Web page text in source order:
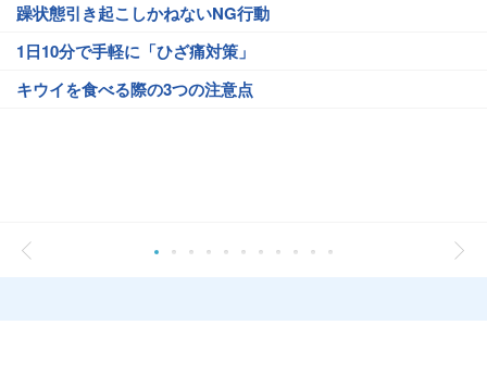
躁状態引き起こしかねないNG行動
1日10分で手軽に「ひざ痛対策」
キウイを食べる際の3つの注意点